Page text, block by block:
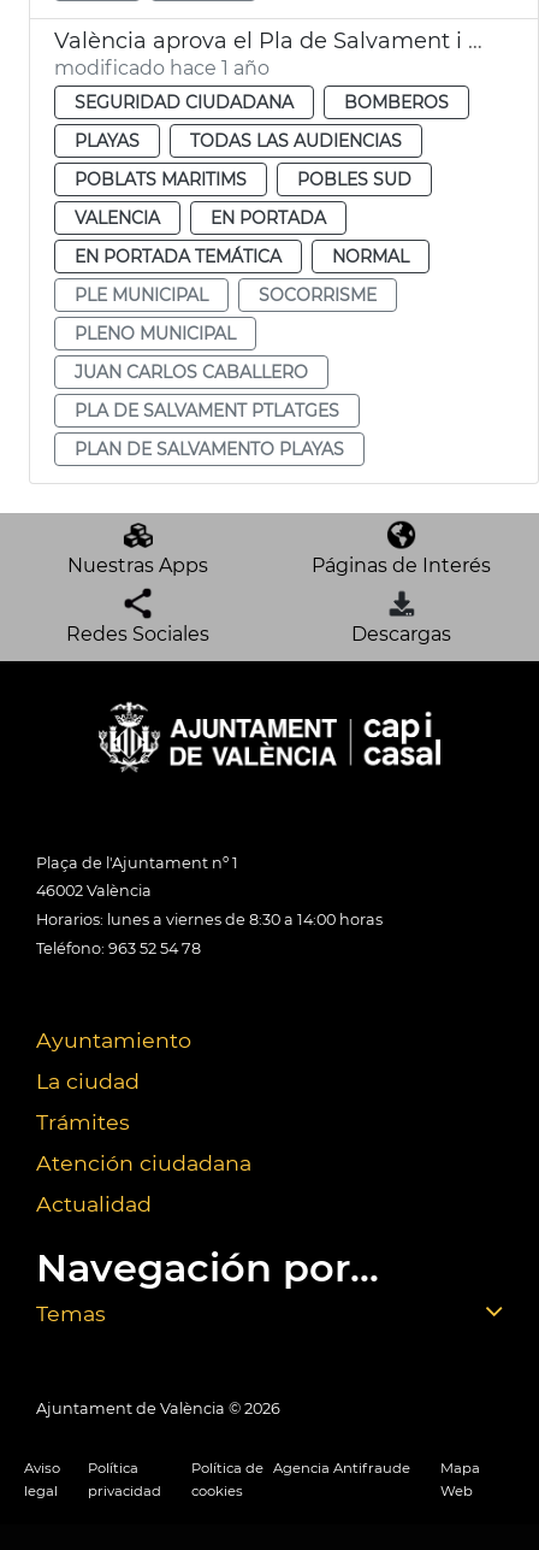
València aprova el Pla de Salvament i Socorrisme a les platges de la ciutat
modificado hace 1 año
SEGURIDAD CIUDADANA
BOMBEROS
PLAYAS
TODAS LAS AUDIENCIAS
POBLATS MARITIMS
POBLES SUD
VALENCIA
EN PORTADA
EN PORTADA TEMÁTICA
NORMAL
PLE MUNICIPAL
SOCORRISME
PLENO MUNICIPAL
JUAN CARLOS CABALLERO
PLA DE SALVAMENT PTLATGES
PLAN DE SALVAMENTO PLAYAS
Nuestras Apps Páginas de Interés
Redes Sociales Descargas
Plaça de l'Ajuntament nº 1
46002 València
Horarios: lunes a viernes de 8:30 a 14:00 horas
Teléfono: 963 52 54 78
Ayuntamiento
La ciudad
Trámites
Atención ciudadana
Actualidad
Navegación por...
Temas
Ajuntament de València © 2026
Aviso
legal
Política
privacidad
Política de
cookies
Agencia Antifraude
Mapa
Web